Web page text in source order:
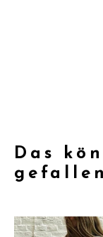
Das